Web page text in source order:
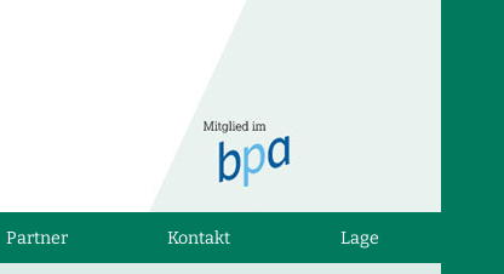
Partner Kontakt Lage